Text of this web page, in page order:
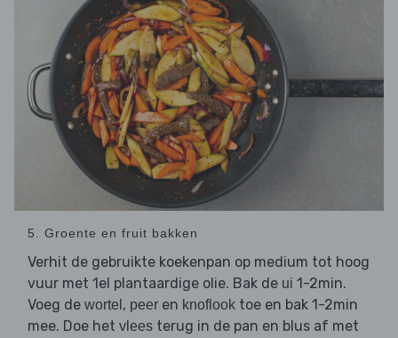
5. Groente en fruit bakken
Verhit de gebruikte koekenpan op medium tot hoog
vuur met 1el plantaardige olie. Bak de ui 1-2min.
Voeg de wortel , peer en knoflook toe en bak 1-2min
mee. Doe het vlees terug in de pan en blus af met